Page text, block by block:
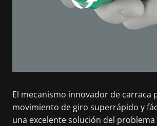
El mecanismo innovador de carraca
movimiento de giro superrápido y
una excelente solución del